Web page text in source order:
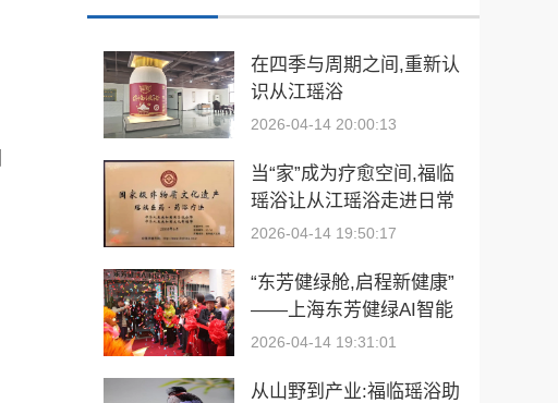
在四季与周期之间,重新认
识从江瑶浴
2026-04-14 20:00:13
当“家”成为疗愈空间,福临
瑶浴让从江瑶浴走进日常
生活
2026-04-14 19:50:17
“东芳健绿舱,启程新健康”
——上海东芳健绿AI智能
养身舱品牌发布会圆满成
2026-04-14 19:31:01
从山野到产业:福临瑶浴助